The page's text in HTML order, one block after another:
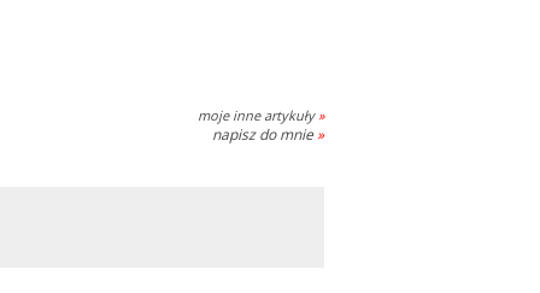
moje inne artykuły »
napisz do mnie »